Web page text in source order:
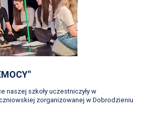
naszej szkoły uczestniczyły w
zorganizowanej w Dobrodzieniu